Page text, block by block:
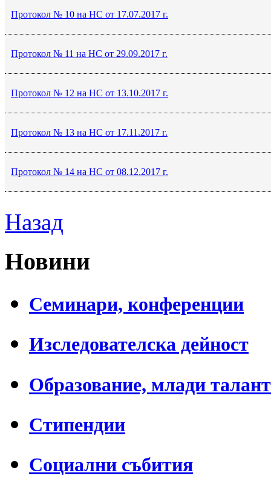
Протокол № 10 на НС от 17.07.2017 г.
Протокол № 11 на НС от 29.09.2017 г.
Протокол № 12 на НС от 13.10.2017 г.
Протокол № 13 на НС от 17.11.2017 г.
Протокол № 14 на НС от 08.12.2017 г.
Назад
Новини
Семинари, конференции
Изследователска дейност
Образование, млади
Стипендии
Социални събития